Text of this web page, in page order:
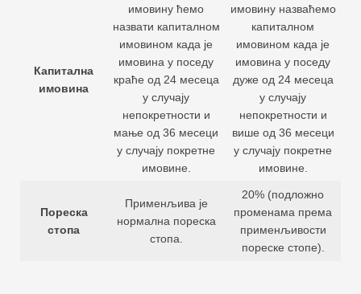
Капитална
имовина
имовину ћемо
назвати капиталном
имовином када је
имовина у поседу
краће од 24 месеца
у случају
непокретности и
мање од 36 месеци
у случају покретне
имовине.
имовину назваћемо
капиталном
имовином када је
имовина у поседу
дуже од 24 месеца
у случају
непокретности и
више од 36 месеци
у случају покретне
имовине.
Пореска
стопа
Применљива је
нормална пореска
стопа.
20% (подложно
променама према
применљивости
пореске стопе).